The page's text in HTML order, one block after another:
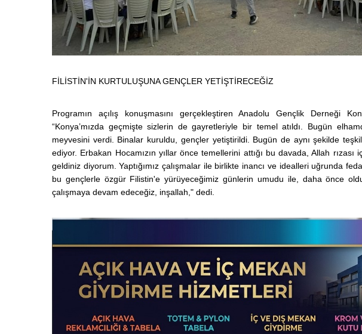
FİLİSTİN'İN KURTULUŞUNA GENÇLER YETİŞTİRECEĞİZ
Programın açılış konuşmasını gerçekleştiren Anadolu Gençlik Derneği
“Konya’mızda geçmişte sizlerin de gayretleriyle bir temel atıldı. Bugün
meyvesini verdi. Binalar kuruldu, gençler yetiştirildi. Bugün de aynı şekilde
ediyor. Erbakan Hocamızın yıllar önce temellerini attığı bu davada, Allah
geldiniz diyorum. Yaptığımız çalışmalar ile birlikte inancı ve idealleri uğrunda
bu gençlerle özgür Filistin'e yürüyeceğimiz günlerin umudu ile, daha önce
çalışmaya devam edeceğiz, inşallah," dedi.